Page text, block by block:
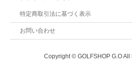
特定商取引法に基づく表示
お問い合わせ
Copyright © GOLFSHOP G.O